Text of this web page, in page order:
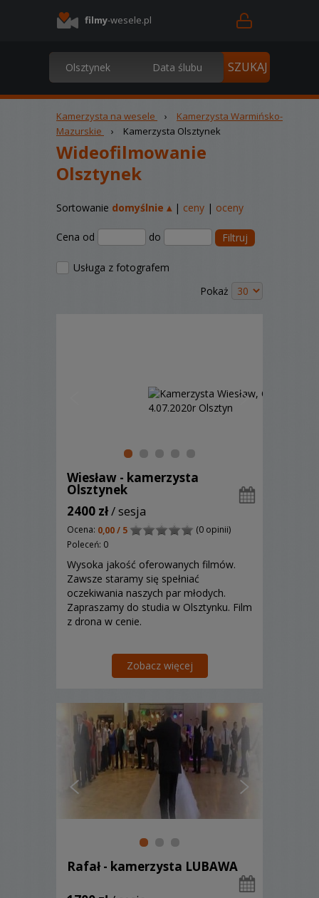
filmy-wesele.pl
Kamerzysta na wesele ›
Kamerzysta Warmińsko-
Mazurskie
› Kamerzysta Olsztynek
Wideofilmowanie
Olsztynek
Sortowanie domyślnie ▴| ceny | oceny
Cena od do Filtruj
Usługa z fotografem
Pokaż
Wiesław - kamerzysta
Olsztynek
2400 zł/ sesja
Ocena: 0,00 / 5
(0 opinii)
Poleceń: 0
Wysoka jakość oferowanych filmów.
Zawsze staramy się spełniać
oczekiwania naszych par młodych.
Zapraszamy do studia w Olsztynku. Film
z drona w cenie.
Zobacz więcej
Rafał - kamerzysta LUBAWA